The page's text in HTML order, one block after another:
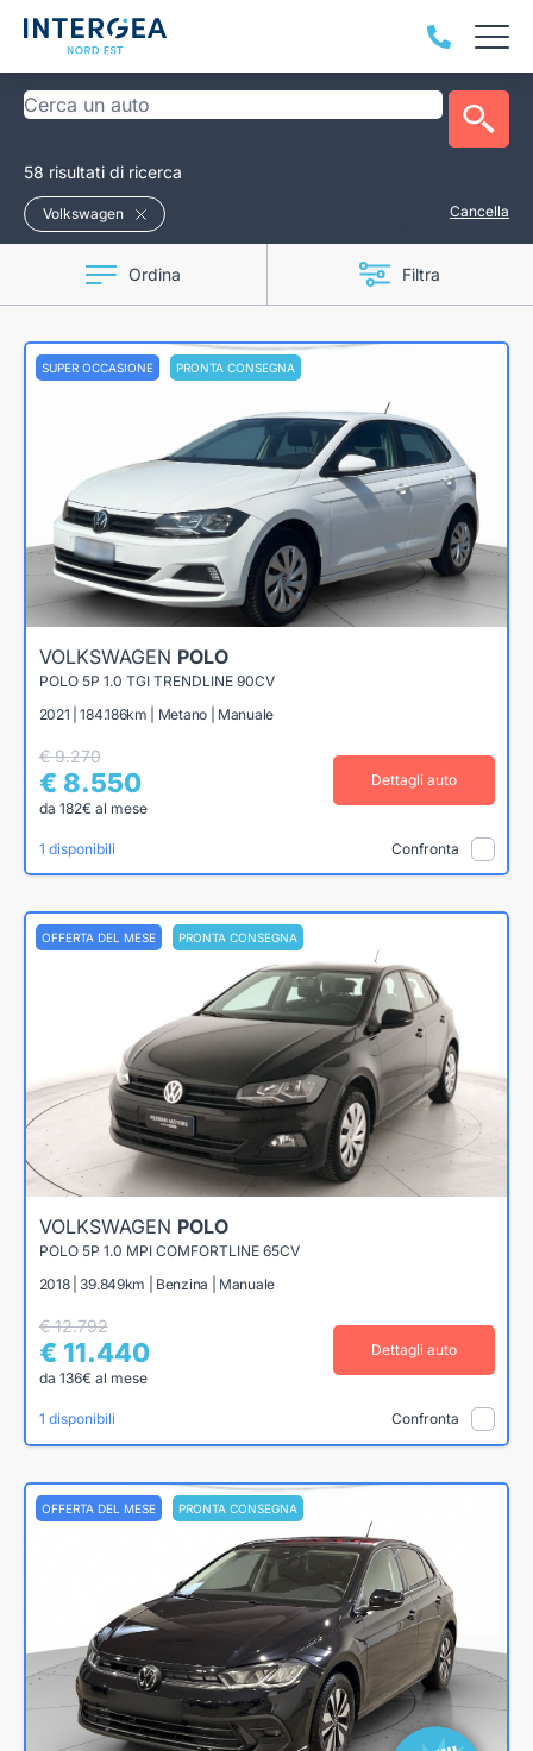
58 risultati di ricerca
Volkswagen Cancella
Ordina Filtra
SUPER OCCASIONE PRONTA CONSEGNA
VOLKSWAGEN POLO
POLO 5P 1.0 TGI TRENDLINE 90CV
2021 | 184.186km | Metano | Manuale
€ 9.270
€ 8.550
da 182€ al mese
Dettagli auto
1 disponibili Confronta
OFFERTA DEL MESE PRONTA CONSEGNA
VOLKSWAGEN POLO
POLO 5P 1.0 MPI COMFORTLINE 65CV
2018 | 39.849km | Benzina | Manuale
€ 12.792
€ 11.440
da 136€ al mese
Dettagli auto
1 disponibili Confronta
OFFERTA DEL MESE PRONTA CONSEGNA